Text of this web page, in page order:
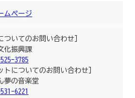
ムページ
ついてのお問い合わせ］
化振興課
3785
トについてのお問い合わせ］
夢の音楽堂
6221